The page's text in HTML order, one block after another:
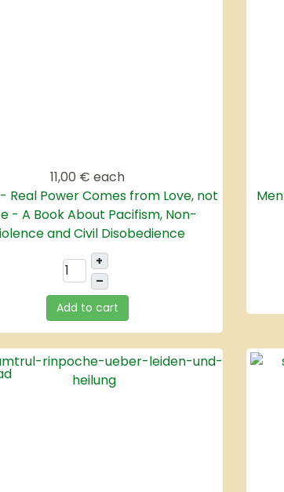
11,00 € each
Real Power Comes from Love, not
- A Book About Pacifism, Non-
and Civil Disobedience
+
–
Add to cart